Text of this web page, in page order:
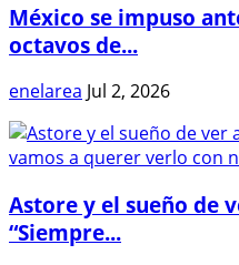
México se impuso
octavos de...
enelarea Jul 2, 2026
Astore y el sueño de
“Siempre...